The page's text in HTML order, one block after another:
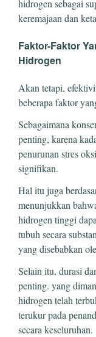
hidrogen sebagai
keremajaan dan
Faktor-Faktor
Hidrogen
Akan tetapi,
beberapa faktor
Sebagaimana
penting, karena
penurunan stres
signifikan.
Hal itu juga
menunjukkan
hidrogen tinggi
tubuh secara
yang disebabkan
Selain itu, durasi
penting. yang
hidrogen telah
terukur pada
secara keseluruhan.